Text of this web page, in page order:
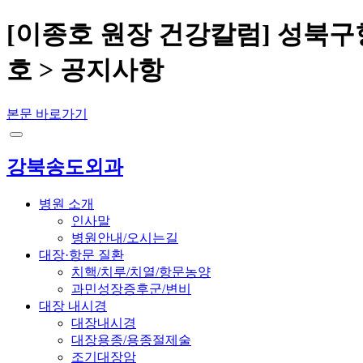
[이종호 원장 건강칼럼] 성북
호 > 공지사항
본문 바로가기
강북송도외과
병원 소개
인사말
병원안내/오시는길
대장·항문 질환
치핵/치루/치열/항문농양
과민성장증후군/변비
대장 내시경
대장내시경
대장용종/용종절제술
조기대장암